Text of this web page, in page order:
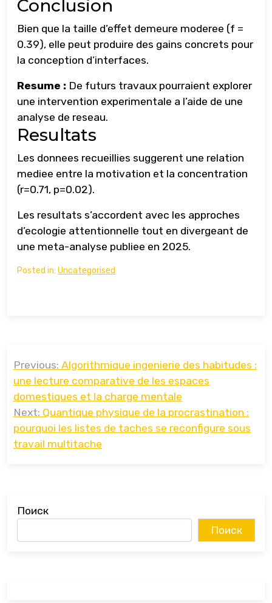
Conclusion
Bien que la taille d’effet demeure moderee (f =
0.39), elle peut produire des gains concrets pour
la conception d’interfaces.
Resume : De futurs travaux pourraient explorer
une intervention experimentale a l’aide de une
analyse de reseau.
Resultats
Les donnees recueillies suggerent une relation
mediee entre la motivation et la concentration
(r=0.71, p=0.02).
Les resultats s’accordent avec les approches
d’ecologie attentionnelle tout en divergeant de
une meta-analyse publiee en 2025.
Posted in: Uncategorised
по
записям
Previous: Algorithmique ingenierie des habitudes :
une lecture comparative de les espaces
domestiques et la charge mentale
Next: Quantique physique de la procrastination :
pourquoi les listes de taches se reconfigure sous
travail multitache
Поиск
Поиск